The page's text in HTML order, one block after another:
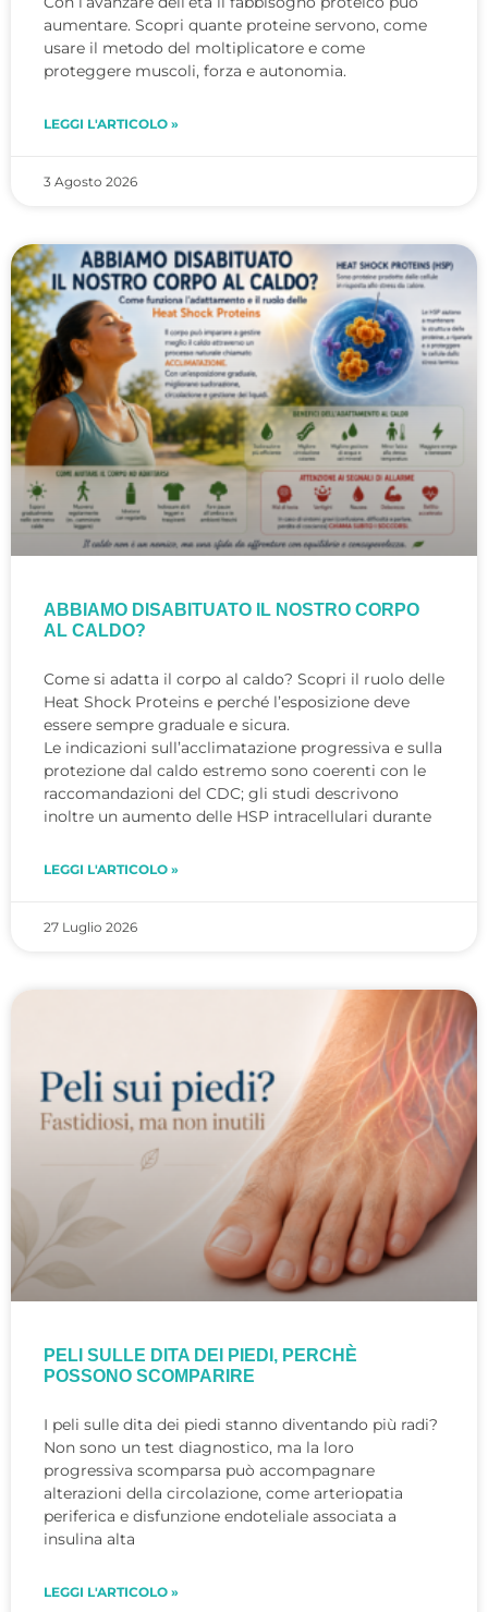
aumentare. Scopri quante proteine servono, come
usare il metodo del moltiplicatore e come
proteggere muscoli, forza e autonomia.
LEGGI L'ARTICOLO »
3 Agosto 2026
ABBIAMO DISABITUATO IL NOSTRO CORPO
AL CALDO?
Come si adatta il corpo al caldo? Scopri il ruolo delle
Heat Shock Proteins e perché l’esposizione deve
essere sempre graduale e sicura.
Le indicazioni sull’acclimatazione progressiva e sulla
protezione dal caldo estremo sono coerenti con le
raccomandazioni del CDC; gli studi descrivono
inoltre un aumento delle HSP intracellulari durante
LEGGI L'ARTICOLO »
27 Luglio 2026
PELI SULLE DITA DEI PIEDI, PERCHÈ
POSSONO SCOMPARIRE
I peli sulle dita dei piedi stanno diventando più radi?
Non sono un test diagnostico, ma la loro
progressiva scomparsa può accompagnare
alterazioni della circolazione, come arteriopatia
periferica e disfunzione endoteliale associata a
insulina alta
LEGGI L'ARTICOLO »